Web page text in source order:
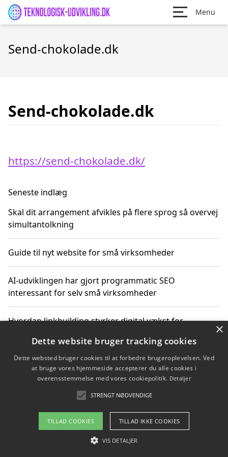
Menu
Send-chokolade.dk
Send-chokolade.dk
https://send-chokolade.dk/
Seneste indlæg
Skal dit arrangement afvikles på flere sprog så overvej
simultantolkning
Guide til nyt website for små virksomheder
AI-udviklingen har gjort programmatic SEO
interessant for selv små virksomheder
Hvordan linkbuilding styrker digital vækst for
Sådan har udviklingen inden for genbrug af elektronik
ændret sig
Copyright 2026 - Pilanto Aps
Om / kontakt
×
Dette website bruger tracking cookies
Dette websted bruger cookies til at forbedre brugeroplevelsen. Ved
at bruge vores hjemmeside accepterer du alle cookies i
overensstemmelse med vores cookiepolitik. Detaljer
STRENGT NØDVENDIGE
TILLAD COOKIES TILLAD IKKE COOKIES
VIS DETALJER